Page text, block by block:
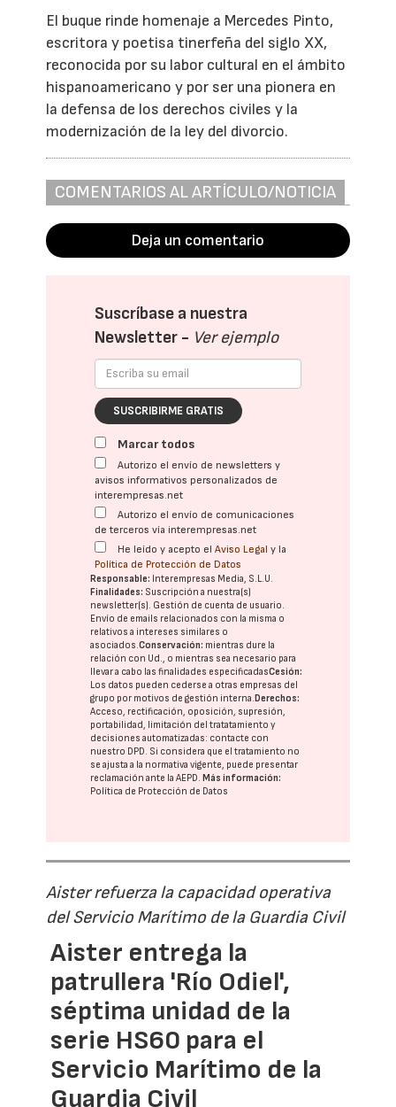
El buque rinde homenaje a Mercedes Pinto,
escritora y poetisa tinerfeña del siglo XX,
reconocida por su labor cultural en el ámbito
hispanoamericano y por ser una pionera en
la defensa de los derechos civiles y la
modernización de la ley del divorcio.
COMENTARIOS AL ARTÍCULO/NOTICIA
Deja un comentario
Suscríbase a nuestra
Newsletter - Ver ejemplo
SUSCRIBIRME GRATIS
Marcar todos
Autorizo el envío de newsletters y
avisos informativos personalizados de
interempresas.net
Autorizo el envío de comunicaciones
de terceros vía interempresas.net
He leído y acepto elAviso Legal y la
Política de Protección de Datos
Responsable: Interempresas Media, S.L.U.
Finalidades: Suscripción a nuestra(s)
newsletter(s). Gestión de cuenta de usuario.
Envío de emails relacionados con la misma o
relativos a intereses similares o
asociados.Conservación: mientras dure la
relación con Ud., o mientras sea necesario para
llevar a cabo las finalidades especificadasCesión:
Los datos pueden cederse a otras empresas del
grupo por motivos de gestión interna.Derechos:
Acceso, rectificación, oposición, supresión,
portabilidad, limitación del tratatamiento y
decisiones automatizadas: contacte con
nuestro DPD. Si considera que el tratamiento no
se ajusta a la normativa vigente, puede presentar
reclamación ante laAEPD.Más información:
Política de Protección de Datos
Aister refuerza la capacidad operativa
del Servicio Marítimo de la Guardia Civil
Aister entrega la
patrullera 'Río Odiel',
séptima unidad de la
serie HS60 para el
Servicio Marítimo de la
Guardia Civil